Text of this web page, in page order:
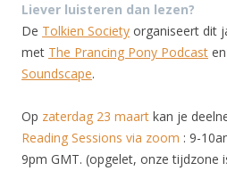
Liever luisteren dan lezen?
De Tolkien Society organiseert dit
met The Prancing Pony Podcast en
Soundscape.
Op zaterdag 23 maart kan je
Reading Sessions via zoom : 9-
9pm GMT. (opgelet, onze tijdzone